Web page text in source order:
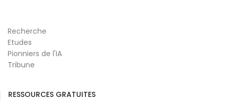
Recherche
Etudes
Pionniers de l'IA
Tribune
RESSOURCES GRATUITES